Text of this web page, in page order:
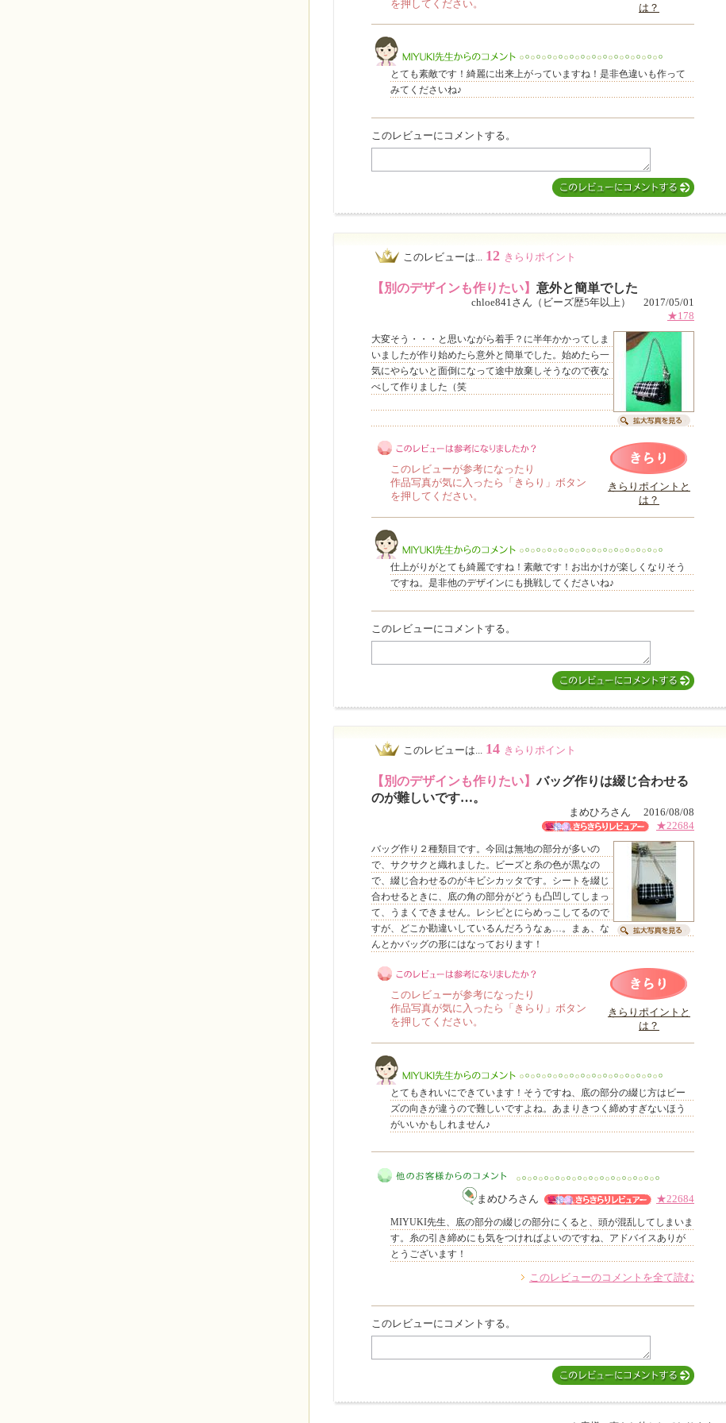
このレビューは参考になりましたか？
を押してください。
は？
とても素敵です！綺麗に出来上がっていますね！是非色違いも作って
みてくださいね♪
このレビューにコメントする。
このレビューは... 12 きらりポイント
【別のデザインも作りたい】 意外と簡単でした
chloe841さん（ビーズ歴5年以上） 2017/05/01
★178
大変そう・・・と思いながら着手？に半年かかってしま
いましたが作り始めたら意外と簡単でした。始めたら一
気にやらないと面倒になって途中放棄しそうなので夜な
べして作りました（笑
このレビューは参考になりましたか？
このレビューが参考になったり
作品写真が気に入ったら「きらり」ボタン
を押してください。
きらりポイントと
は？
仕上がりがとても綺麗ですね！素敵です！お出かけが楽しくなりそう
ですね。是非他のデザインにも挑戦してくださいね♪
このレビューにコメントする。
このレビューは... 14 きらりポイント
【別のデザインも作りたい】バッグ作りは綴じ合わせる
のが難しいです…。
まめひろさん 2016/08/08
★22684
バッグ作り２種類目です。今回は無地の部分が多いの
で、サクサクと織れました。ビーズと糸の色が黒なの
で、綴じ合わせるのがキビシカッタです。シートを綴じ
合わせるときに、底の角の部分がどうも凸凹してしまっ
て、うまくできません。レシピとにらめっこしてるので
すが、どこか勘違いしているんだろうなぁ…。まぁ、な
んとかバッグの形にはなっております！
このレビューは参考になりましたか？
このレビューが参考になったり
作品写真が気に入ったら「きらり」ボタン
を押してください。
きらりポイントと
は？
MIYUKI先生からのコメント
とてもきれいにできています！そうですね、底の部分の綴じ方はビー
ズの向きが違うので難しいですよね。あまりきつく締めすぎないほう
がいいかもしれません♪
まめひろさん ★22684
MIYUKI先生、底の部分の綴じの部分にくると、頭が混乱してしまいま
す。糸の引き締めにも気をつければよいのですね、アドバイスありが
とうございます！
このレビューのコメントを全て読む
このレビューにコメントする。